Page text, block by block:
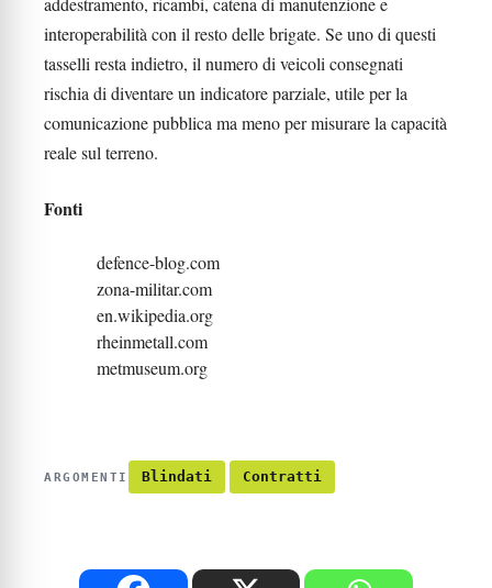
interoperabilità con il resto delle brigate. Se uno di questi
tasselli resta indietro, il numero di veicoli consegnati
rischia di diventare un indicatore parziale, utile per la
comunicazione pubblica ma meno per misurare la capacità
reale sul terreno.
Fonti
defence-blog.com
zona-militar.com
en.wikipedia.org
rheinmetall.com
metmuseum.org
ARGOMENTI Blindati Contratti